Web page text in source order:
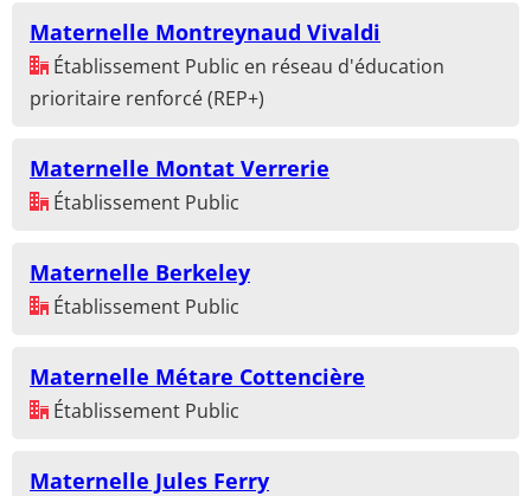
Maternelle Montreynaud Vivaldi
Établissement Public en réseau d'éducation
prioritaire renforcé (REP+)
Maternelle Montat Verrerie
Établissement Public
Maternelle Berkeley
Établissement Public
Maternelle Métare Cottencière
Établissement Public
Maternelle Jules Ferry